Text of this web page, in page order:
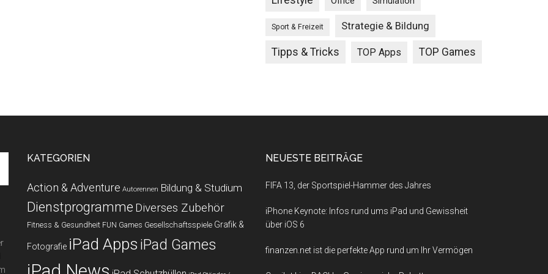
Sport & Freizeit Strategie & Bildung
Tipps & Tricks TOP Apps TOP Games
KATEGORIEN
Action & Adventure Autorennen Bildung & Studium
Dienstprogramme Diverses Zubehör
Fitness & Gesundheit FUN Games Gesellschaftsspiele Grafik &
Fotografie iPad Apps iPad Games
NEUESTE BEITRÄGE
FIFA 13, der Sportspiel-Hammer des Jahres
iPhone Keynote: Infos rund ums iPad und Gewissheit
über iOS 6
finanzen.net ist die perfekte App rund um Ihr Vermögen